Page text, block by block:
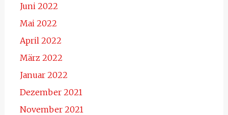
Juni 2022
Mai 2022
April 2022
März 2022
Januar 2022
Dezember 2021
November 2021